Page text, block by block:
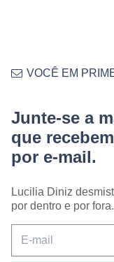
VOCÊ EM
Junte-se a
que
por e-mail.
Lucilia Diniz
por dentro e por fora.